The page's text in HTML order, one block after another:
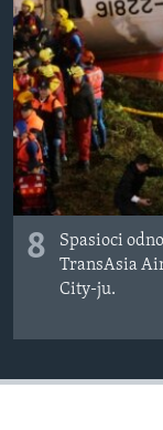
8
Spasioci
TransAsia
City-ju.